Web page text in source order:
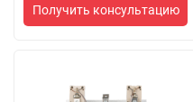
Получить консультацию